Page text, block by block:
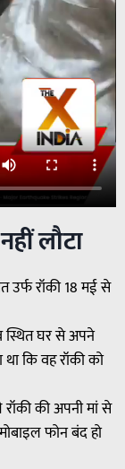
लौटा
उर्फ रॉकी 18 मई से
स्थित घर से अपने
कि वह रॉकी को
की अपनी मां से
फोन बंद हो